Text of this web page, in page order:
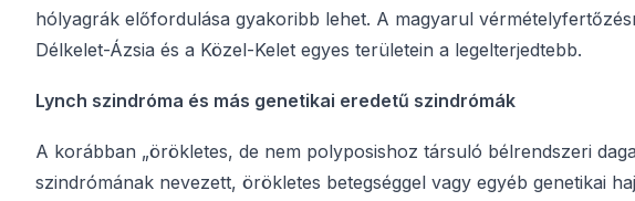
hólyagrák előfordulása gyakoribb lehet. A magyarul
Délkelet-Ázsia és a Közel-Kelet egyes területein a legelterjedtebb.
Lynch szindróma és más genetikai eredetű szindrómák
A korábban „örökletes, de nem polyposishoz társuló bélrendszeri
szindrómának nevezett, örökletes betegséggel vagy egyéb genetikai